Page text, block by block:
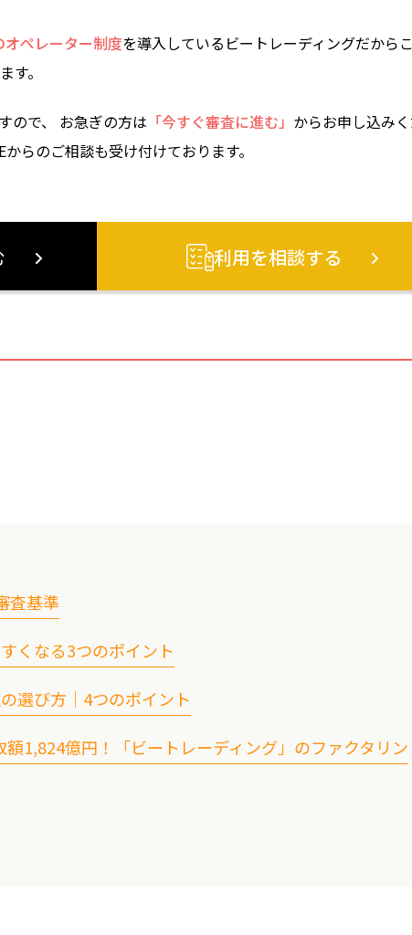
オペレーター制度を導入しているビートレーディングだから
す。
ので、 お急ぎの方は 「今すぐ審査に進む」 からお申し込み
らのご相談も受け付けております。
利用を相談する
査基準
こと
規模のバランス
くなる3つのポイント
い売掛金を利用する
を心がける
選び方｜4つのポイント
会社を選ぶ
ぶ
1,824億円！「ビートレーディング」のファクタリン